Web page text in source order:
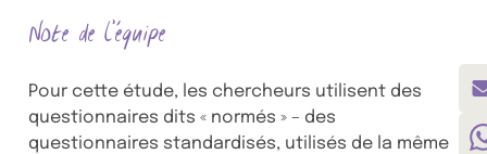
Note de l’équipe
Pour cette étude, les chercheurs utilisent des
questionnaires dits « normés » – des
questionnaires standardisés, utilisés de la même